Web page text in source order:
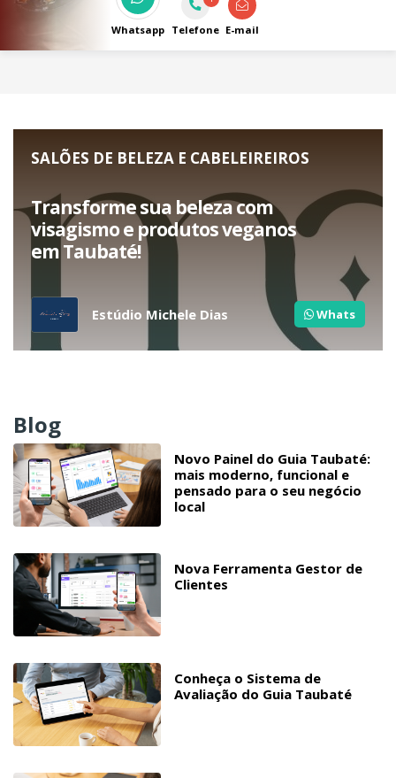
pão de queijo fresquinho! Somente delivery
e encomendas
Whatsapp Telefone E-mail
SALÕES DE BELEZA E CABELEIREIROS
Transforme sua beleza com
visagismo e produtos veganos
em Taubaté!
Estúdio Michele Dias Whats
Blog
Novo Painel do Guia Taubaté:
mais moderno, funcional e
pensado para o seu negócio
local
Nova Ferramenta Gestor de
Clientes
Conheça o Sistema de
Avaliação do Guia Taubaté